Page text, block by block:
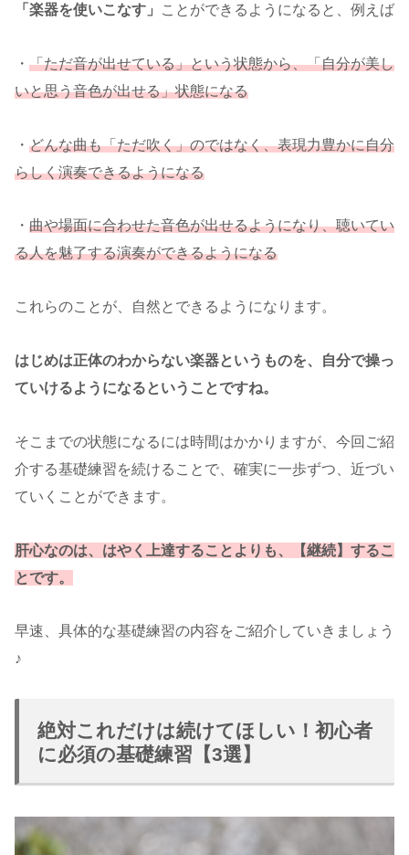
「楽器を使いこなす」 ことができるようになると、例えば
・ 「ただ音が出せている」という状態から、「自分が美し
いと思う音色が出せる」状態になる
・ どんな曲も「ただ吹く」のではなく、表現力豊かに自分
らしく演奏できるようになる
・ 曲や場面に合わせた音色が出せるようになり、聴いてい
る人を魅了する演奏ができるようになる
これらのことが、自然とできるようになります。
はじめは正体のわからない楽器というものを、自分で操っ
ていけるようになるということですね。
そこまでの状態になるには時間はかかりますが、今回ご紹
介する基礎練習を続けることで、確実に一歩ずつ、近づい
ていくことができます。
肝心なのは、はやく上達することよりも、【継続】するこ
とです。
早速、具体的な基礎練習の内容をご紹介していきましょう
♪
絶対これだけは続けてほしい！初心者
に必須の基礎練習【3選】